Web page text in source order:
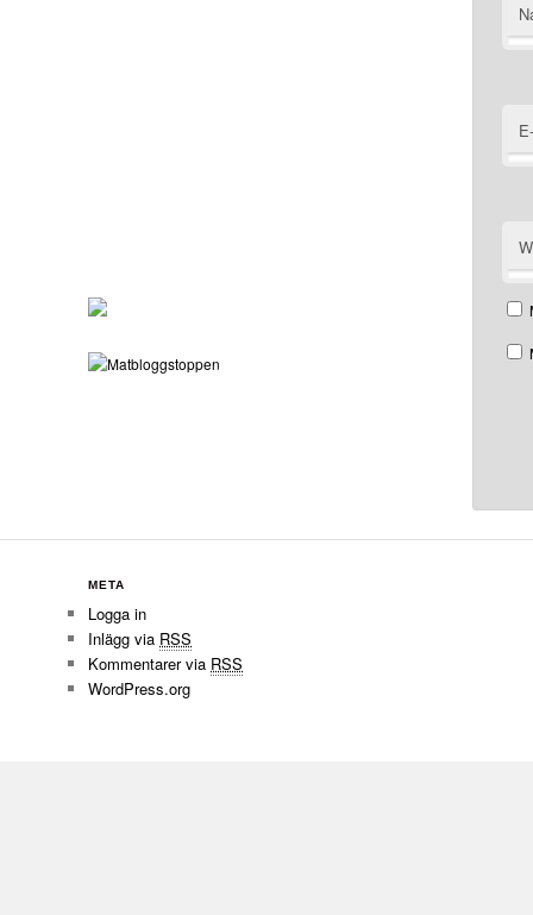
META
Logga in
Inlägg via RSS
Kommentarer via RSS
WordPress.org